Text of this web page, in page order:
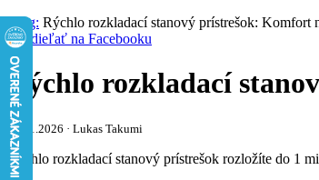
Blog: Rýchlo rozkladací stanový prístrešok: Komfort
Rýchlo rozkladací
21.01.2026 · Lukas Takumi
Rýchlo rozkladací stanový prístrešok rozložíte do 1